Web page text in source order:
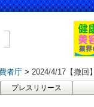
者庁 2024/4/17【撤回
プレスリリース